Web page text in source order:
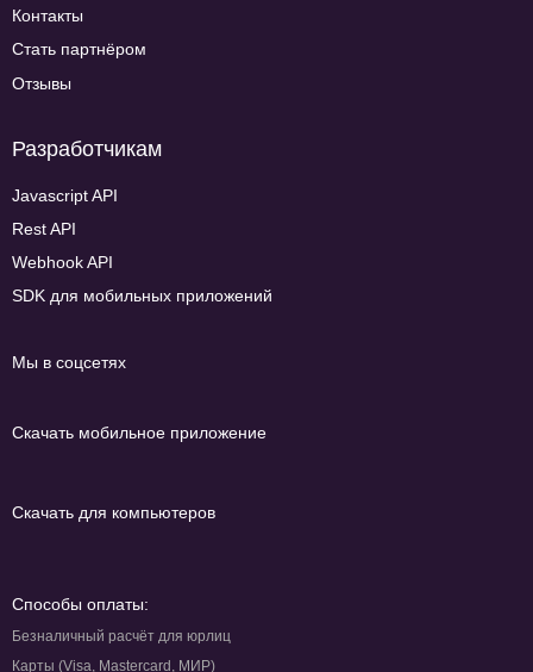
Контакты
Стать партнёром
Отзывы
Разработчикам
Javascript API
Rest API
Webhook API
SDK для мобильных приложений
Мы в соцсетях
Скачать мобильное приложение
Скачать для компьютеров
Способы оплаты:
Безналичный расчёт для юрлиц
Карты (Visa, Mastercard, МИР)